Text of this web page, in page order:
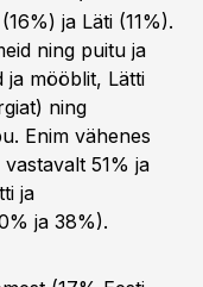
ja Läti (11%).
ning puitu ja
ja mööblit, Lätti
ning
Enim vähenes
51% ja
ja
ja 38%).